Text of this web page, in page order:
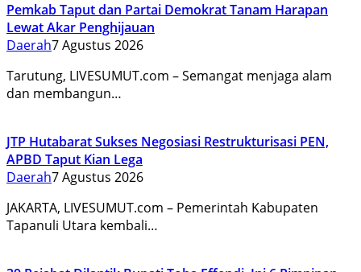
Pemkab Taput dan Partai Demokrat Tanam Harapan
Lewat Akar Penghijauan
Daerah7 Agustus 2026
Tarutung, LIVESUMUT.com – Semangat menjaga alam
dan membangun…
JTP Hutabarat Sukses Negosiasi Restrukturisasi PEN,
APBD Taput Kian Lega
Daerah7 Agustus 2026
JAKARTA, LIVESUMUT.com – Pemerintah Kabupaten
Tapanuli Utara kembali…